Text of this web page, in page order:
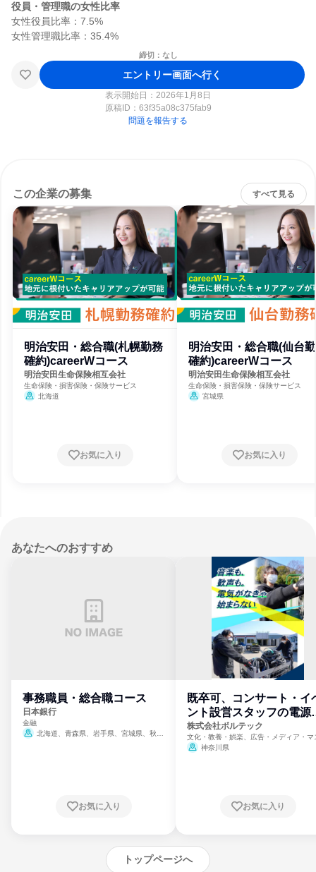
役員・管理職の女性比率
女性役員比率：7.5%
締切：なし
エントリー画面へ行く
表示開始日：2026年1月8日
原稿ID： 63f35a08c375fab9
問題を報告する
この企業の募集 すべて見る
明治安田・総合職(札幌勤務
確約)careerWコース
明治安田生命保険相互会社
生命保険・損害保険・保険サービス
北海道
お気に入り
明治安田・総合職(仙台
確約)careerWコース
明治安田生命保険相互会社
生命保険・損害保険・保険サービス
宮城県
お気に入り
あなたへのおすすめ
事務職員・総合職コース
日本銀行
金融
北海道、青森県、岩手県、宮城県、秋田
崎県、熊本県、大分県、宮崎県、鹿児島県、
お気に入り
既卒可、コンサート・イ
ント設営スタッフの電源
門
株式会社ボルテック
文化・教養・娯楽、広告・メディア・マ
ミ、電力・ガス・水道・エネルギー
神奈川県
お気に入り
トップページへ